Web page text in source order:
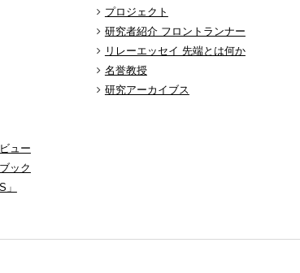
ュー
ック
プロジェクト
研究者紹介 フロントランナー
リレーエッセイ 先端とは何か
名誉教授
研究アーカイブス